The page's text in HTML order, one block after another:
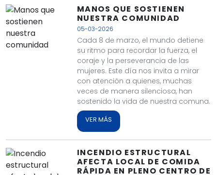
MANOS QUE SOSTIENEN
NUESTRA COMUNIDAD
05-03-2026
Cada 8 de marzo, el mundo detiene
su ritmo para recordar la fuerza, el
coraje y la perseverancia de las
mujeres. Este día nos invita a mirar
con atención a quienes, muchas
veces de manera silenciosa, han
sostenido la vida de nuestra comuna.
VER MÁS
INCENDIO ESTRUCTURAL
AFECTA LOCAL DE COMIDA
RÁPIDA EN PLENO CENTRO DE